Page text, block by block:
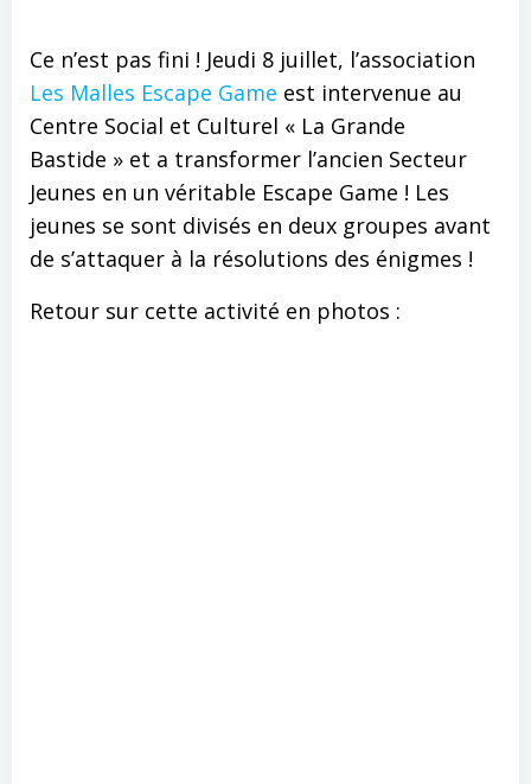
Ce n’est pas fini ! Jeudi 8 juillet, l’association
Les Malles Escape Game est intervenue au
Centre Social et Culturel « La Grande
Bastide » et a transformer l’ancien Secteur
Jeunes en un véritable Escape Game ! Les
jeunes se sont divisés en deux groupes avant
de s’attaquer à la résolutions des énigmes !
Retour sur cette activité en photos :